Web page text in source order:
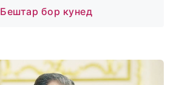
Бештар бор кунед